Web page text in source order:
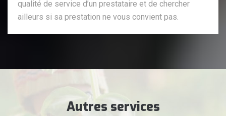
qualité de service d’un prestataire et de chercher
ailleurs si sa prestation ne vous convient pas.
Autres services